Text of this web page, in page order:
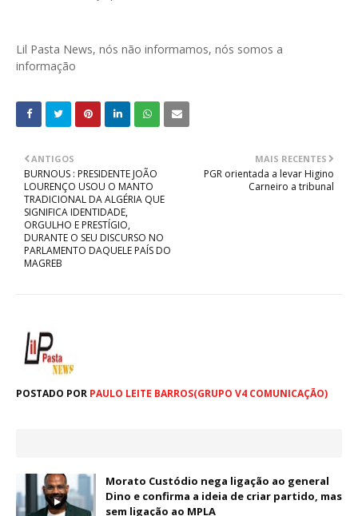
Lil Pasta News, nós não informamos, nós somos a
informação
MAIS RECENTES
PGR orientada a levar Higino
Carneiro a tribunal
ANTIGOS
BURNOUS : PRESIDENTE JOÃO
LOURENÇO USOU O MANTO
TRADICIONAL DA ALGÉRIA QUE
SIGNIFICA IDENTIDADE,
ORGULHO E PRESTÍGIO,
DURANTE O SEU DISCURSO NO
PARLAMENTO DAQUELE PAÍS DO
MAGREB
POSTADO POR PAULO LEITE BARROS(GRUPO V4 COMUNICAÇÃO)
Morato Custódio nega ligação ao general
Dino e confirma a ideia de criar partido, mas
sem ligação ao MPLA